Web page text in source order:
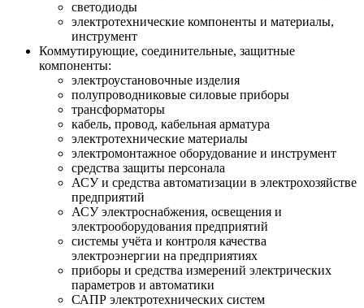
светодиоды
электротехнические компоненты и материалы,
инструмент
Коммутирующие, соединительные, защитные
компоненты:
электроустановочные изделия
полупроводниковые силовые приборы
трансформаторы
кабель, провод, кабельная арматура
электротехнические материалы
электромонтажное оборудование и инструмент
средства защиты персонала
АСУ и средства автоматизации в электрохозяйстве
предприятий
АСУ электроснабжения, освещения и
электрооборудования предприятий
системы учёта и контроля качества
электроэнергии на предприятиях
приборы и средства измерений электрических
параметров и автоматики
САПР электротехнических систем